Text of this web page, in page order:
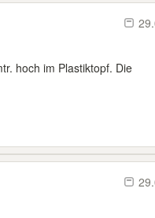
hoch im Plastiktopf. Die